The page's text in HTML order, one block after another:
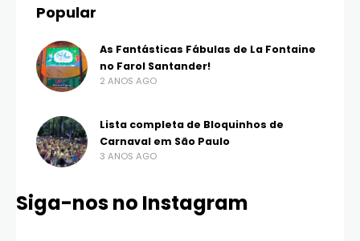
Popular
As Fantásticas Fábulas de La Fontaine
no Farol Santander!
2 ANOS AGO
Lista completa de Bloquinhos de
Carnaval em São Paulo
3 ANOS AGO
Siga-nos no Instagram